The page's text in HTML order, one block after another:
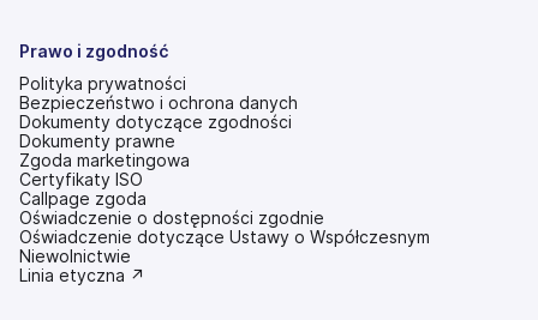
Prawo i zgodność
Polityka prywatności
Bezpieczeństwo i ochrona danych
Dokumenty dotyczące zgodności
Dokumenty prawne
Zgoda marketingowa
Certyfikaty ISO
Callpage zgoda
Oświadczenie o dostępności zgodnie
(otwiera
się
w
Oświadczenie dotyczące Ustawy o Współczesnym
Niewolnictwie
(otwiera
Linia etyczna ↗